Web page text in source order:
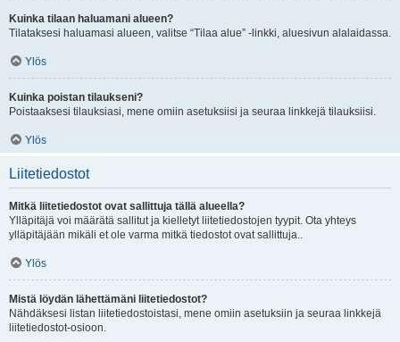
Kuinka tilaan haluamani alueen?
Tilataksesi haluamasi alueen, valitse “Tilaa alue” -linkki, aluesivun alalaidassa.
Ylös
Kuinka poistan tilaukseni?
Poistaaksesi tilauksiasi, mene omiin asetuksiisi ja seuraa linkkejä tilauksiisi.
Ylös
Liitetiedostot
Mitkä liitetiedostot ovat sallittuja tällä alueella?
Ylläpitäjä voi määrätä sallitut ja kielletyt liitetiedostojen tyypit. Ota yhteys
ylläpitäjään mikäli et ole varma mitkä tiedostot ovat sallittuja..
Ylös
Mistä löydän lähettämäni liitetiedostot?
Nähdäksesi listan liitetiedostoistasi, mene omiin asetuksiin ja seuraa linkkejä
liitetiedostot-osioon.